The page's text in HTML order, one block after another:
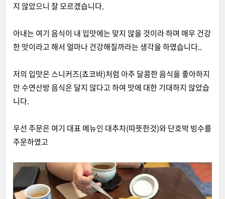
지 않았으니 잘 모르겠습니다.
아내는 여기 음식이 내 입맛에는 맞지 않을 것이라 하며 매우 건강
한 맛이라고 해서 얼마나 건강해질까라는 생각을 하였습니다..
저의 입맛은 스니커즈(쵸코바)처럼 아주 달콤한 음식을 좋아하지
만 수연산방 음식은 달지 않다고 하여 맛에 대한 기대하지 않았습
니다.
우선 주문은 여기 대표 메뉴인 대추차(따뜻한것)와 단호박 빙수를
주문하였고